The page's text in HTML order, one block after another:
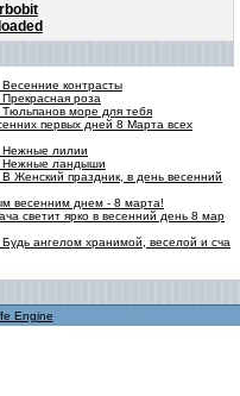
контрасты
роза
море для тебя
первых дней 8 Марта всех
Нежные лилии
Нежные ландыши
Женский праздник, в день весенний
весенним днем - 8 марта!
светит ярко в весенний день 8 мар
ангелом хранимой, веселой и сча
Engine